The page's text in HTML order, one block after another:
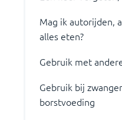
Mag ik autorijden,
alles eten?
Gebruik met
Gebruik bij
borstvoeding